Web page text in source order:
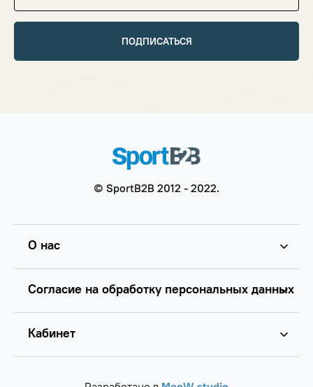
ПОДПИСАТЬСЯ
© SportB2B 2012 - 2022.
О нас
Согласие на обработку персональных данных
Кабинет